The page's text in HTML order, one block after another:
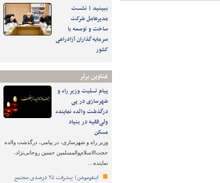
ببینید | نشست
مدیرعامل شرکت
ساخت و توسعه با
سرمایه‌گذاران آزادراهی
کشور
عناوین برتر
پیام تسلیت وزیر راه و
شهرسازی در پی
درگذشت والده نماینده
ولی‌فقیه در بنیاد
مسکن
وزیر راه و شهرسازی، در پیامی، درگذشت والده
حجت‌الاسلام‌والمسلمین حسین روحانی‌نژاد،
نماینده…
اینفوموشن| پیشرفت ۲۵ درصدی مجتمع